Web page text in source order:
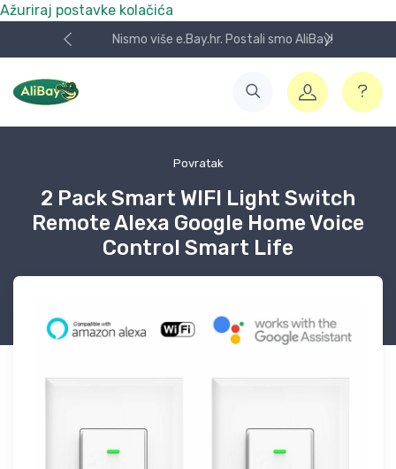
Ažuriraj postavke kolačića
Nismo više e.Bay.hr. Postali smo AliBay!
Povratak
2 Pack Smart WIFI Light Switch
Remote Alexa Google Home Voice
Control Smart Life